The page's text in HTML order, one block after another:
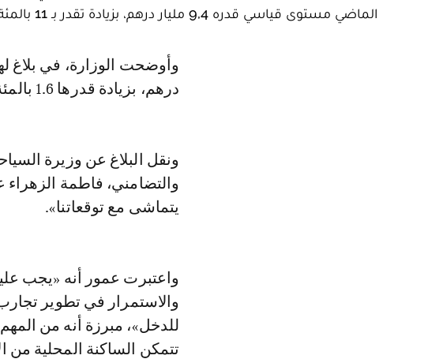
الماضي مستوى قياسي قدره 9,4 مليار درهم، بزيادة تقدر بـ 11 بالمئة مقارنة بماي 2023.
وأوضحت الوزارة، في بلاغ لها، أنه بمتم ماي 2024 حقق القطاع إجمالي 41.3 مليار
درهم، بزيادة قدرها 1.6 بالمئة مقارنة بسنة 2023، و45 بالمئة مقارنة بسنة 2019.
ونقل البلاغ عن وزيرة
والتضامني، فاطمة الزهراء
يتماشى مع توقعاتنا».
واعتبرت عمور أنه «يجب
والاستمرار في تطوير
للدخل»، مبرزة أنه من
تتمكن الساكنة المحلية من